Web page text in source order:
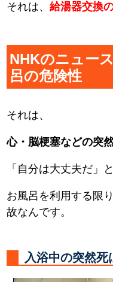
それは、給湯器交換
NHKのニュー
呂の危険性
それは、
心・脳梗塞などの突
「自分は大丈夫だ」
お風呂を利用する限
故なんです。
入浴中の突然死